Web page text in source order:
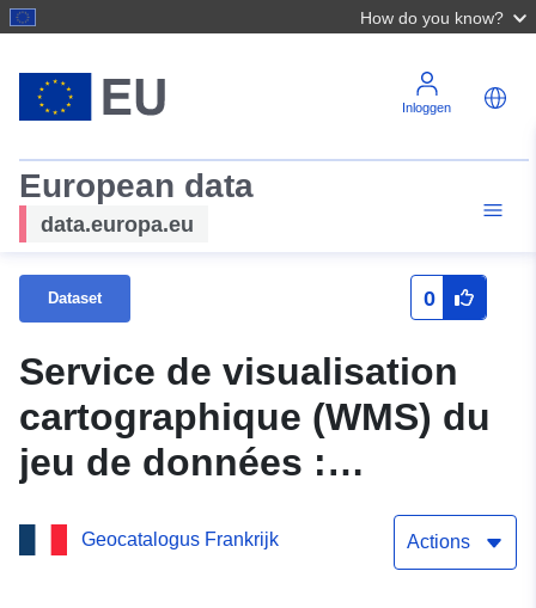
How do you know?
Inloggen
European data
data.europa.eu
Dataset 0
Service de visualisation
cartographique (WMS) du
jeu de données :
N_carenage_P_056_2020
Geocatalogus Frankrijk Actions